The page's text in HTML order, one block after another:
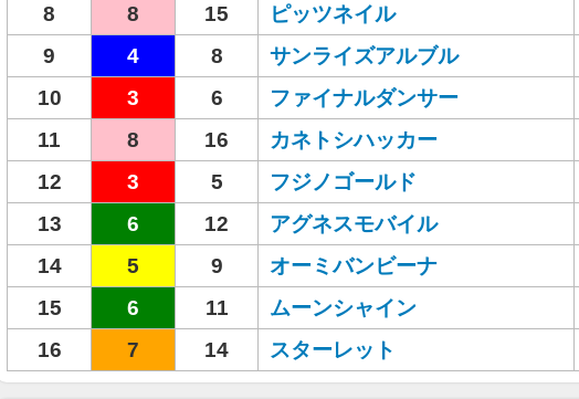
8
8 15 ピッツネイル
9
4 8 サンライズアルブル
10
3 6 ファイナルダンサー
11
8 16 カネトシハッカー
12
3 5 フジノゴールド
13
6 12 アグネスモバイル
14
5 9 オーミバンビーナ
15
6 11 ムーンシャイン
16
7 14 スターレット